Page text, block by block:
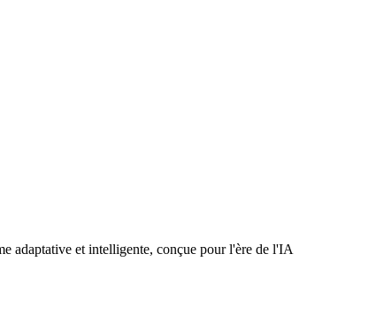
adaptative et intelligente, conçue pour l'ère de l'IA